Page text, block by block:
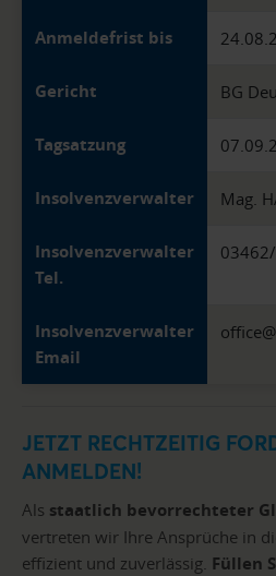
Anmeldefrist bis
Gericht BG
Tagsatzung
Insolvenzverwalter Mag.
Insolvenzverwalter
Tel.
Insolvenzverwalter
Email
JETZT RECHTZEITIG
ANMELDEN!
Als staatlich bevorrechteter
vertreten wir Ihre Ansprüche in
effizient und zuverlässig. Füllen